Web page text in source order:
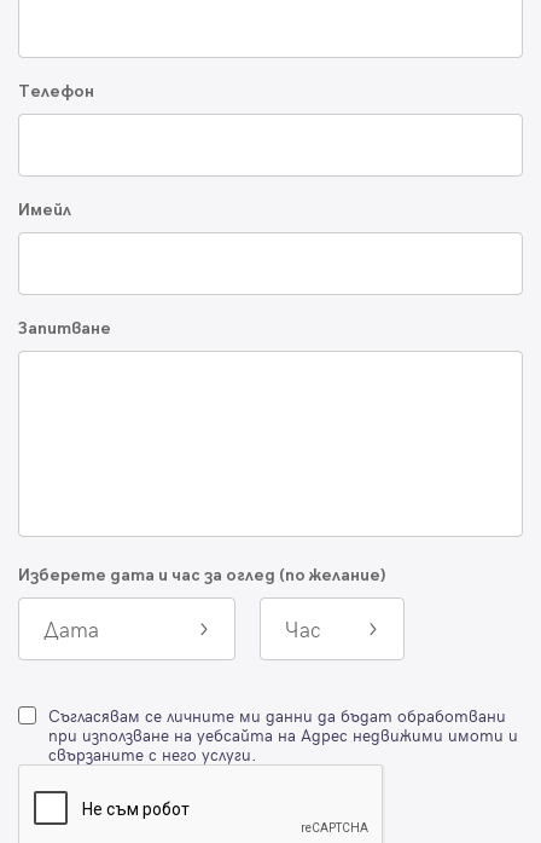
Телефон
Имейл
Запитване
Изберете дата и час за оглед (по желание)
Дата Час
Съгласявам се личните ми данни да бъдат обработвани
при използване на уебсайта на Адрес недвижими имоти и
свързаните с него услуги.